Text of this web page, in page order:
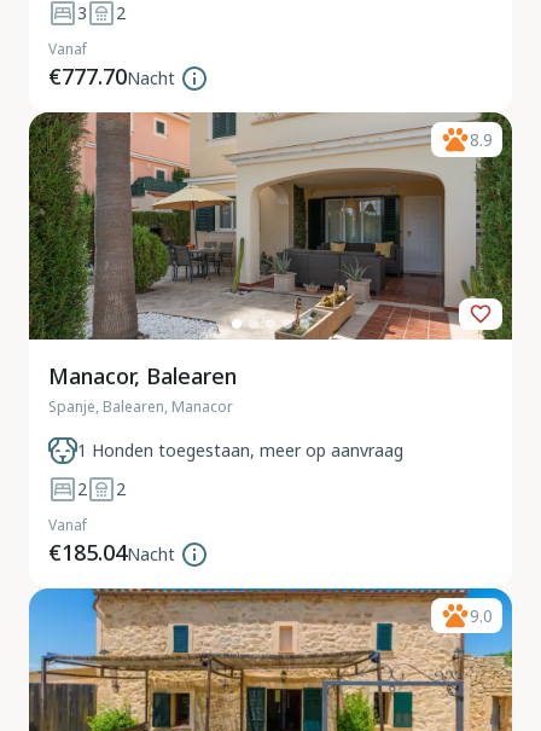
3
2
Vanaf
€777.70Nacht
8.9
Manacor, Balearen
Spanje, Balearen, Manacor
1 Honden toegestaan, meer op aanvraag
2
2
Vanaf
€185.04Nacht
9.0